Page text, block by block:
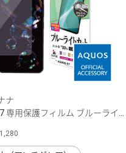
ナ
専用保護フィルム ブルーライ...